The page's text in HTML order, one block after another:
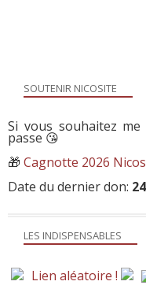
LES INDISPENSABLES
Lien aléatoire !
SOUTENIR NICOSITE
Si vous souhaitez
passe 😘
🎁 Cagnotte 2026
Date du dernier don: